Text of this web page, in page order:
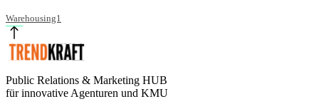
Warehousing1
Public Relations & Marketing HUB
für innovative Agenturen und KMU